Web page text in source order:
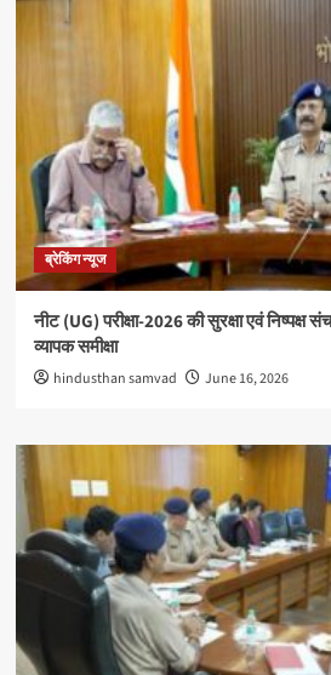
ब्रेकिंग न्यूज
नीट (UG) परीक्षा-2026 की सुरक्षा एवं निष्पक्ष
व्यापक समीक्षा
hindusthan samvad June 16, 2026